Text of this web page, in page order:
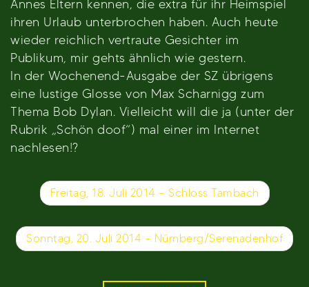
Annes Eltern kennen, die extra für ihr Heimspiel
ihren Urlaub unterbrochen haben. Auch heute
wieder reichlich vertraute Gesichter im
Publikum, mir gehts ähnlich wie gestern.
In der Wochenend-Ausgabe der SZ übrigens
eine lustige Glosse von Max Scharnigg zum
Thema Bob Dylan. Vielleicht will die ja (unter der
Rubrik „Schön doof“) mal einer im Internet
nachlesen!?
Beitragsnavigation
Freitag, 18. Juli 2014 – Schloss Tambach
Sonntag, 20. Juli 2014 – Nürnberg/Serenadenhof